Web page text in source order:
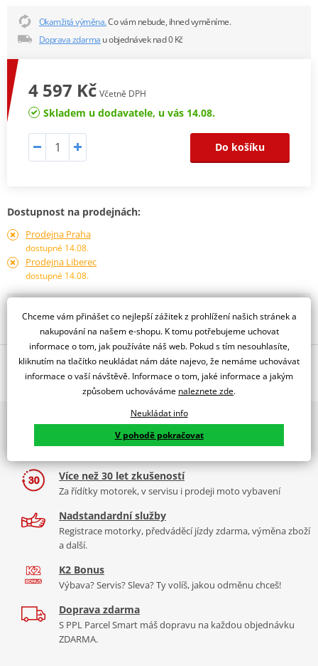
Okamžitá výměna.Co vám nebude, ihned vyměníme.
Doprava zdarma u objednávek nad 0 Kč
4 597 Kč Včetně DPH
Skladem u dodavatele, u vás 14.08.
Do košíku
Dostupnost na prodejnách:
Prodejna Praha
dostupné 14.08.
Prodejna Liberec
dostupné 14.08.
Popis a parametry
Jsme autorizovaný
dealer značky RDMOTO
Aprillia Pegaso 650 Trail, Strada
Padací rámy RDMOTO nabízí maximální ochranu Vašeho
motocyklu.
Vyráběné z kvalitního materiálu.
"Testováno zákazníky"
Cena za pár včetně montážní sady.
Montážní list
2x multibrand showroom
9 značek motocyklů, servis, oblečení, doplňky i náhradní
Více než 30 let zkušeností
Za řídítky motorek, v servisu i prodeji moto vybavení
Nadstandardní služby
Registrace motorky, předváděcí jízdy zdarma, výměna zboží
a další.
K2 Bonus
Výbava? Servis? Sleva? Ty volíš, jakou odměnu chceš!
Doprava zdarma
S PPL Parcel Smart máš dopravu na každou objednávku
ZDARMA.
Chceme vám přinášet co nejlepší zážitek z prohlížení našich stránek a
nakupování na našem e-shopu. K tomu potřebujeme uchovat
informace o tom, jak používáte náš web. Pokud s tím nesouhlasíte,
kliknutím na tlačítko neukládat nám dáte najevo, že nemáme uchovávat
informace o vaší návštěvě. Informace o tom, jaké informace a jakým
způsobem uchováváme naleznete zde.
Neukládat info
V pohodě pokračovat